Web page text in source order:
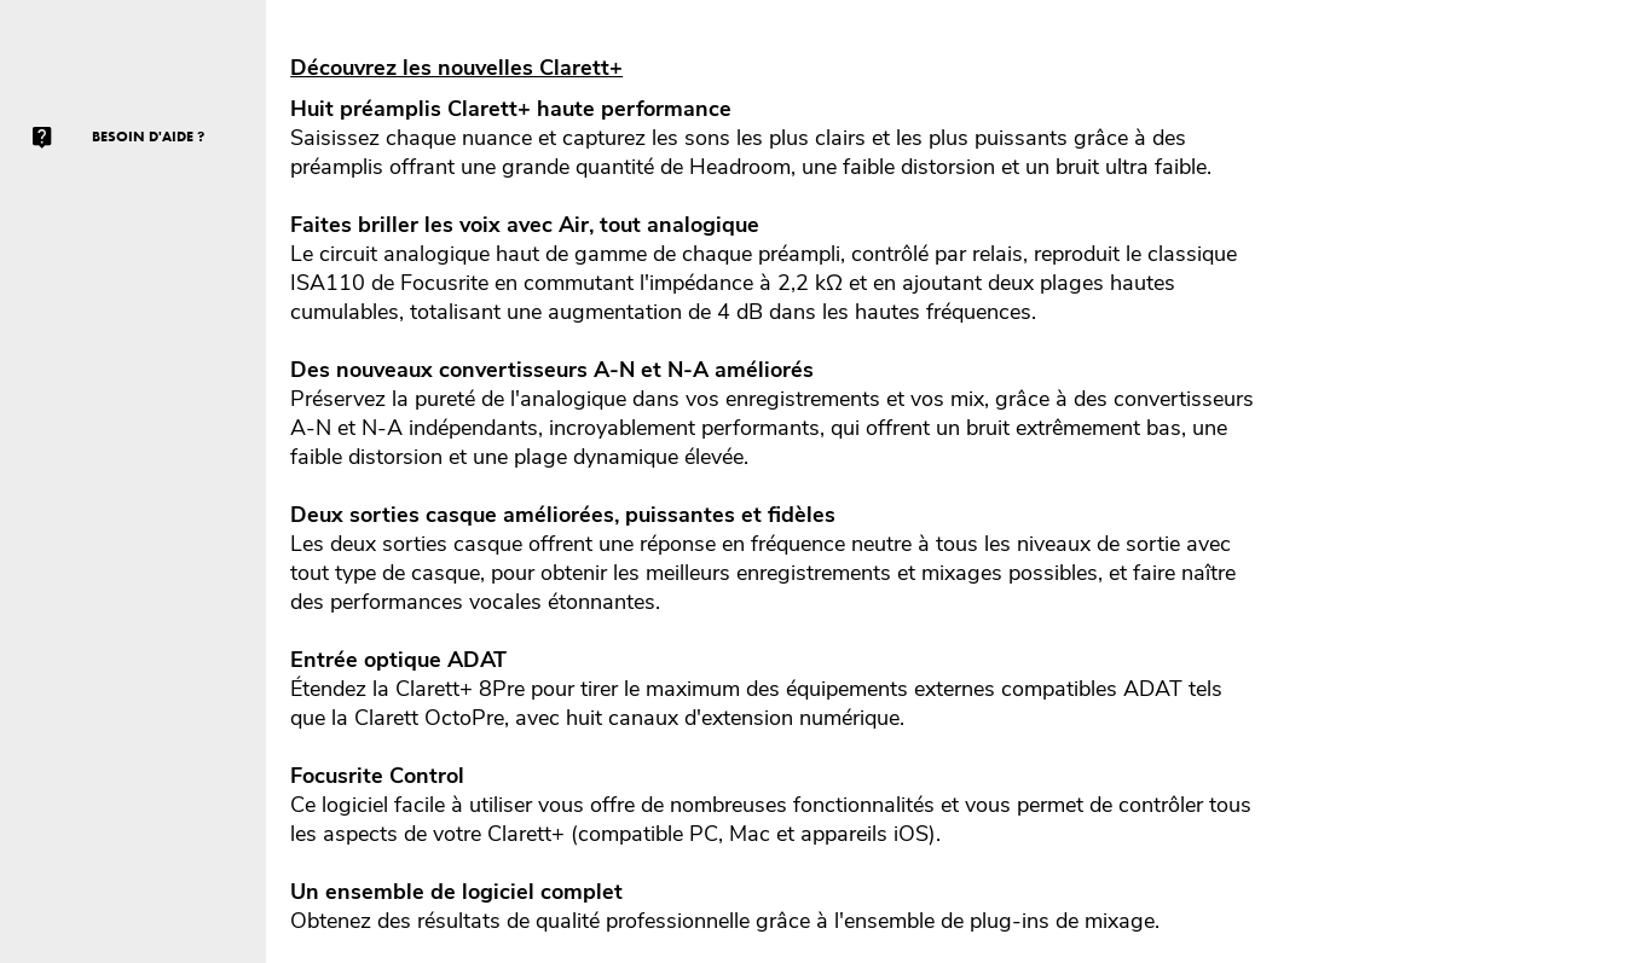
BESOIN D'AIDE ?
Découvrez les nouvelles Clarett+
Huit préamplis Clarett+ haute performance
Saisissez chaque nuance et capturez les sons les plus clairs et les plus puissants grâce à des
préamplis offrant une grande quantité de Headroom, une faible distorsion et un bruit ultra faible.
Faites briller les voix avec Air, tout analogique
Le circuit analogique haut de gamme de chaque préampli, contrôlé par relais, reproduit le classique
ISA110 de Focusrite en commutant l'impédance à 2,2 kΩ et en ajoutant deux plages hautes
cumulables, totalisant une augmentation de 4 dB dans les hautes fréquences.
Des nouveaux convertisseurs A-N et N-A améliorés
Préservez la pureté de l'analogique dans vos enregistrements et vos mix, grâce à des convertisseurs
A-N et N-A indépendants, incroyablement performants, qui offrent un bruit extrêmement bas, une
faible distorsion et une plage dynamique élevée.
Deux sorties casque améliorées, puissantes et fidèles
Les deux sorties casque offrent une réponse en fréquence neutre à tous les niveaux de sortie avec
tout type de casque, pour obtenir les meilleurs enregistrements et mixages possibles, et faire naître
des performances vocales étonnantes.
Entrée optique ADAT
Étendez la Clarett+ 8Pre pour tirer le maximum des équipements externes compatibles ADAT tels
que la Clarett OctoPre, avec huit canaux d'extension numérique.
Focusrite Control
Ce logiciel facile à utiliser vous offre de nombreuses fonctionnalités et vous permet de contrôler tous
les aspects de votre Clarett+ (compatible PC, Mac et appareils iOS).
Un ensemble de logiciel complet
Obtenez des résultats de qualité professionnelle grâce à l'ensemble de plug-ins de mixage.